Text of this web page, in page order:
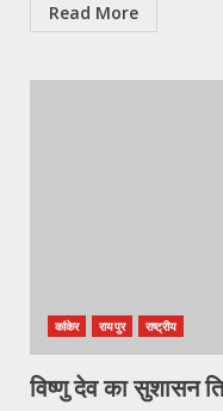
Read More
कांकेर रायपुर राष्ट्रीय
विष्णु देव का सुशासन